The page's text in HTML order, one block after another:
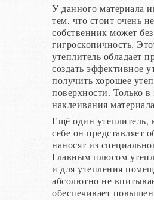
У данного материала
тем, что стоит очень
собственник может
гигроскопичность.
утеплитель обладает
создать эффективное
получить хорошее
поверхности. Только
наклеивания
Ещё один утеплитель,
себе он
наносят из
Главным плюсом
и для утепления
абсолютно не
обеспечивает